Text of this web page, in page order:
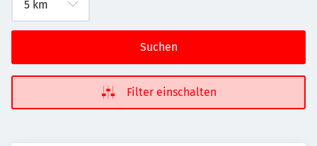
Suchen
Filter einschalten